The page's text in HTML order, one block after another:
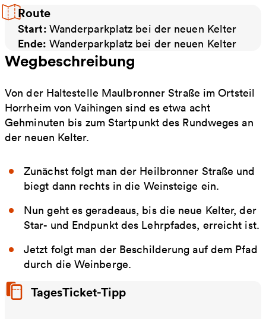
Route
Start: Wanderparkplatz bei der neuen Kelter
Ende: Wanderparkplatz bei der neuen Kelter
Wegbeschreibung
Von der Haltestelle Maulbronner Straße im Ortsteil
Horrheim von Vaihingen sind es etwa acht
Gehminuten bis zum Startpunkt des Rundweges an
der neuen Kelter.
Zunächst folgt man der Heilbronner Straße und
biegt dann rechts in die Weinsteige ein.
Nun geht es geradeaus, bis die neue Kelter, der
Star- und Endpunkt des Lehrpfades, erreicht ist.
Jetzt folgt man der Beschilderung auf dem Pfad
durch die Weinberge.
TagesTicket-Tipp